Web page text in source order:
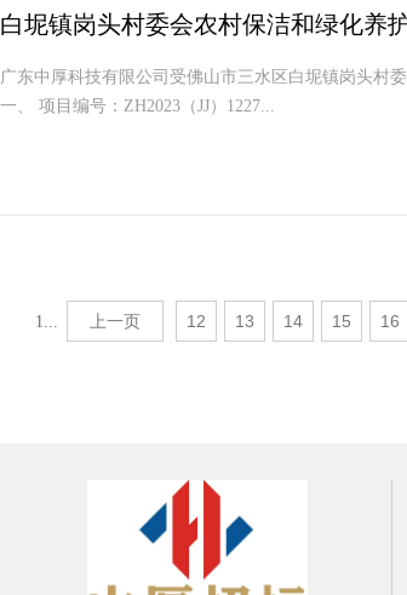
白坭镇岗头村委会农村保洁和绿化养
广东中厚科技有限公司受佛山市三水区白坭镇岗头村
一、 项目编号：ZH2023（JJ）1227...
1... 上一页 12 13 14 15 16